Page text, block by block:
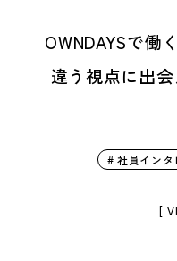
OWNDAYSで
違う視点に出
# 社員インタ
[